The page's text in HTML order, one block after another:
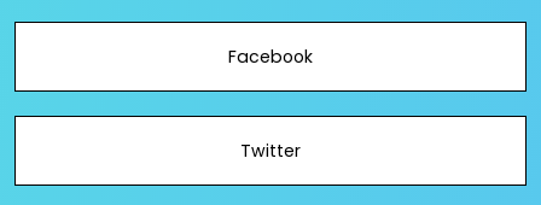
Facebook
Twitter